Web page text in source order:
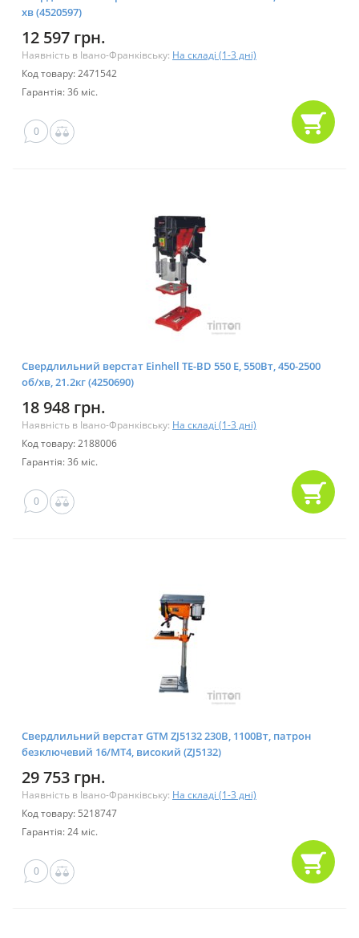
хв (4520597)
12 597 грн.
Наявність в Івано-Франківську: На складі (1-3 дні)
Код товару: 2471542
Гарантія: 36 міс.
0
Свердлильний верстат Einhell TE-BD 550 E, 550Вт, 450-2500
об/хв, 21.2кг (4250690)
18 948 грн.
Наявність в Івано-Франківську: На складі (1-3 дні)
Код товару: 2188006
Гарантія: 36 міс.
0
Свердлильний верстат GTM ZJ5132 230В, 1100Вт, патрон
безключевий 16/МТ4, високий (ZJ5132)
29 753 грн.
Наявність в Івано-Франківську: На складі (1-3 дні)
Код товару: 5218747
Гарантія: 24 міс.
0